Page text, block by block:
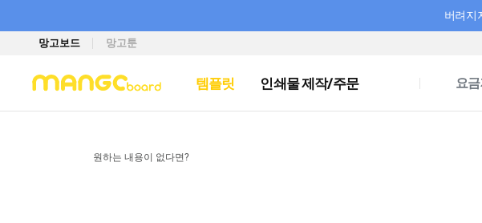
버려지
망고보드 망고툰
템플릿 인쇄물 제작/주문 요
원하는 내용이 없다면?